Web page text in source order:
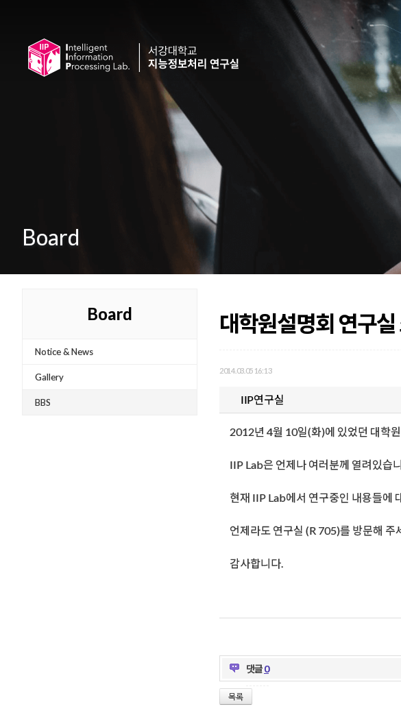
Board
Board
Notice & News
Gallery
BBS
대학원설명회 연구
2014.03.05 16:13
IIP연구실
2012년 4월 10일(화)에 있었던 대학
IIP Lab은 언제나 여러분께 열려있습
현재 IIP Lab에서 연구중인 내용들에
언제라도 연구실 (R 705)를 방문해 주
감사합니다.
댓글0
목록